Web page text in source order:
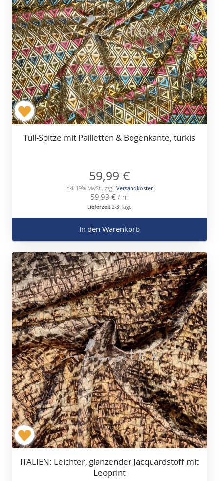
Tüll-Spitze mit Pailletten & Bogenkante, türkis
59,99 €
Inkl. 19% MwSt., zzgl. Versandkosten
59,99 € / m
Lieferzeit 2-3 Tage
In den Warenkorb
ITALIEN: Leichter, glänzender Jacquardstoff mit
Leoprint